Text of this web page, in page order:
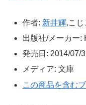
作者: 新井輝,こじ
出版社/メーカー:
発売日: 2014/07/
メディア: 文庫
この商品を含む